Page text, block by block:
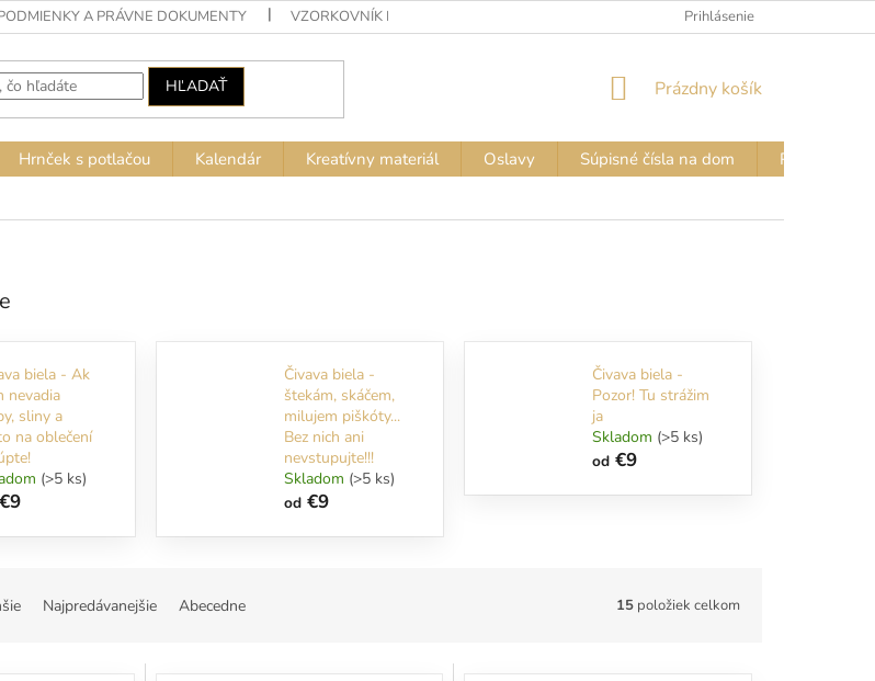
A PRÁVNE DOKUMENTY VZORKOVNÍK FARIEB VZORKOVNÍK FARIEB – NÁPISY NA TRIČKÁ
Prihlásenie
HĽADAŤ
NÁKUPNÝ
Prázdny košík
Hrnček s potlačou Kalendár Kreatívny materiál Oslavy Súpisné čísla na dom Pozor PES -
biela - Ak
nevadia
sliny a
na oblečení
(>5 ks)
€9
Čivava biela -
štekám, skáčem,
milujem piškóty...
Bez nich ani
nevstupujte!!!
Skladom (>5 ks)
od€9
Čivava biela -
Pozor! Tu strážim
ja
Skladom (>5 ks)
od€9
Najpredávanejšie Abecedne 15 položiek celkom